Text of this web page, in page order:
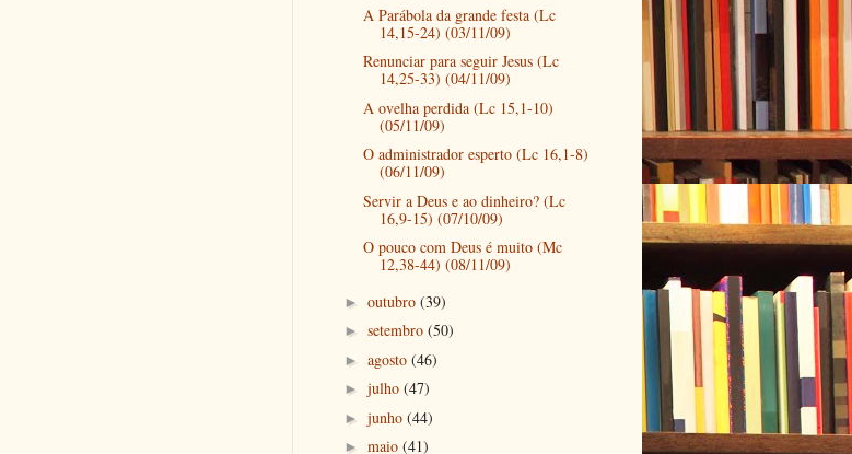
A Parábola da grande festa (Lc
14,15-24) (03/11/09)
Renunciar para seguir Jesus (Lc
14,25-33) (04/11/09)
A ovelha perdida (Lc 15,1-10)
(05/11/09)
O administrador esperto (Lc 16,1-8)
(06/11/09)
Servir a Deus e ao dinheiro? (Lc
16,9-15) (07/10/09)
O pouco com Deus é muito (Mc
12,38-44) (08/11/09)
► outubro (39)
► setembro (50)
► agosto (46)
► julho (47)
► junho (44)
► maio (41)